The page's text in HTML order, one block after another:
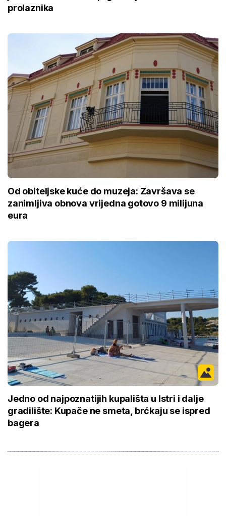
prolaznika
Od obiteljske kuće do muzeja: Završava se
zanimljiva obnova vrijedna gotovo 9 milijuna
eura
Jedno od najpoznatijih kupališta u Istri i dalje
gradilište: Kupače ne smeta, brćkaju se ispred
bagera